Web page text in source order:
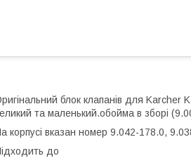
блок клапанів для Karcher
та маленький.обойма в зборі
корпусі вказан номер 9.042-178.0,
до